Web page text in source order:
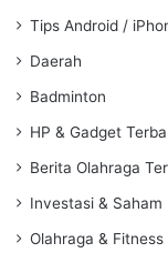
Tips Android /
Daerah
Badminton
HP & Gadget
Berita Olahraga
Investasi & Saham
Olahraga & Fitness